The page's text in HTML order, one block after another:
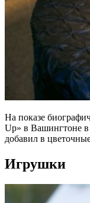
На показе
Up» в Вашингтоне
добавил в
Игрушки